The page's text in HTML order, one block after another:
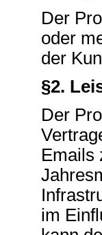
Der
oder
der
§2.
Der
Emails
im